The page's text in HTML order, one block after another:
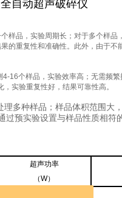
自动超声破碎仪
样品，实验周期长；对于多个样
的重复性和准确性。此外，由于
4-16个样品，实验效率高；无需频
实验重复性好，结果可靠性高。
理多种样品；样品体积范围大
预实验设置与样品性质相
超声功率
（W）